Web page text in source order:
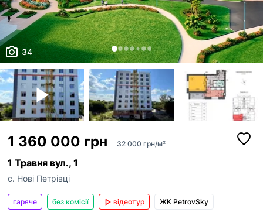
34
1 360 000 грн 32 000 грн/м²
1 Травня вул., 1
с. Нові Петрівці
гаряче без комісії відеотур ЖК PetrovSky